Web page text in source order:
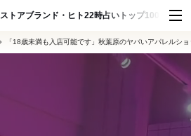
ストアブランド・ヒト22時占い トップ100 スナッ
「18歳未満も入店可能です」秋葉原のヤバいアパレルシ